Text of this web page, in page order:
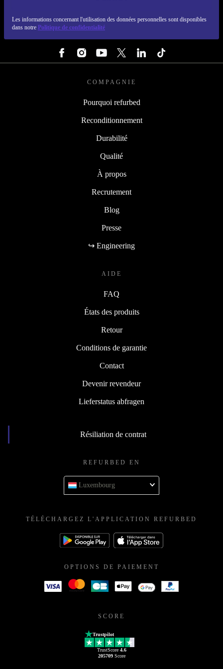
Les informations concernant l'utilisation des données personnelles sont disponibles
dans notre Politique de confidentialité
COMPAGNIE
Pourquoi refurbed
Reconditionnement
Durabilité
Qualité
À propos
Recrutement
Blog
Presse
↪ Engineering
AIDE
FAQ
États des produits
Retour
Conditions de garantie
Contact
Devenir revendeur
Lieferstatus abfragen
Résiliation de contrat
REFURBED EN
Luxembourg
TÉLÉCHARGEZ L'APPLICATION REFURBED
OPTIONS DE PAIEMENT
SCORE
Trustpilot
TrustScore 4.6
205709Score